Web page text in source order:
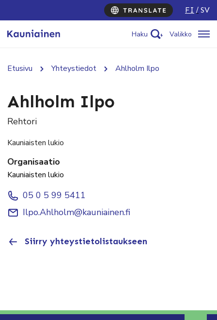
FI SV
Haku Valikko
Etusivu Yhteystiedot Ahlholm Ilpo
Ahlholm Ilpo
Rehtori
Kauniaisten lukio
Organisaatio
Kauniaisten lukio
05 0 5 99 5411
Ilpo.Ahlholm@kauniainen.fi
Siirry yhteystietolistaukseen